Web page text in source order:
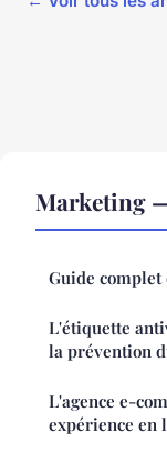
Marketing
Guide
L'étiquette
la prévention
L'agence e-
expérience en